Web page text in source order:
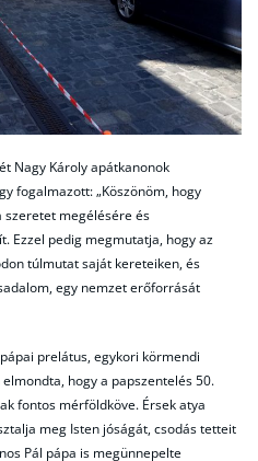
Nagy Károly apátkanonok
fogalmazott: „Köszönöm, hogy
szeretet megélésére és
Ezzel pedig megmutatja, hogy az
túlmutat saját kereteiken, és
egy nemzet erőforrását
prelátus, egykori körmendi
hogy a papszentelés 50.
fontos mérföldköve. Érsek atya
meg Isten jóságát, csodás tetteit
Pál pápa is megünnepelte